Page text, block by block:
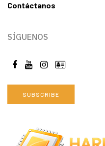
Contáctanos
SÍGUENOS
SUBSCRIBE